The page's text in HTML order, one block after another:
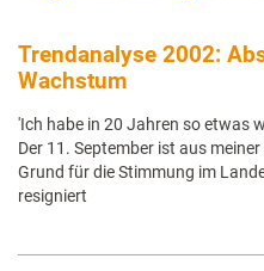
Trendanalyse 2002:
Wachstum
'Ich habe in 20 Jahren so etwas
Der 11. September ist aus
Grund für die Stimmung im
resigniert